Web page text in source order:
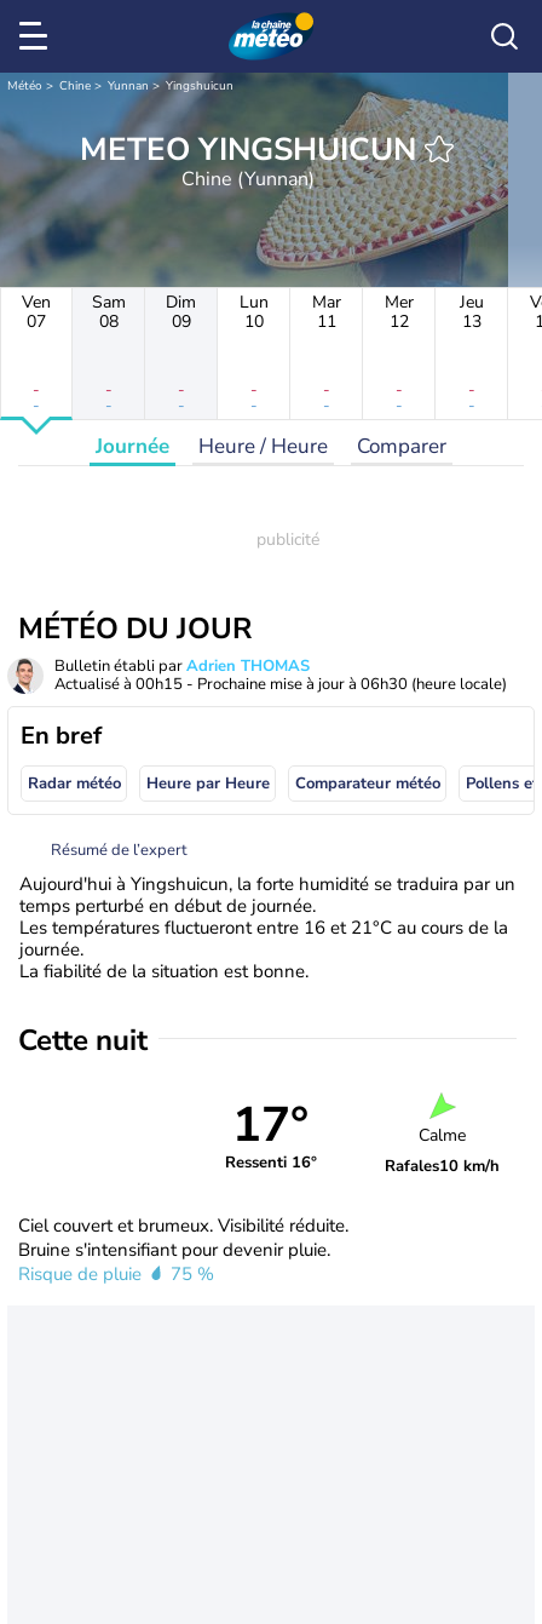
Météo Chine Yunnan Yingshuicun
METEO YINGSHUICUN
Chine (Yunnan)
Ven
07
-
-
Sam
08
-
-
Dim
09
-
-
Lun
10
-
-
Mar
11
-
-
Mer
12
-
-
Jeu
13
-
-
Journée Heure / Heure Comparer
MÉTÉO DU JOUR
Bulletin établi parAdrien THOMAS
Actualisé à 00h15 - Prochaine mise à jour à 06h30 (heure locale)
En bref
Radar météo Heure par Heure Comparateur météo Pollens
Résumé de l’expert
Aujourd'hui à Yingshuicun, la forte humidité se traduira par un
temps perturbé en début de journée.
Les températures fluctueront entre 16 et 21°C au cours de la
journée.
La fiabilité de la situation est bonne.
Cette nuit
17°
Ressenti 16°
Calme
Rafales10 km/h
Ciel couvert et brumeux. Visibilité réduite.
Bruine s'intensifiant pour devenir pluie.
Risque de pluie
75 %